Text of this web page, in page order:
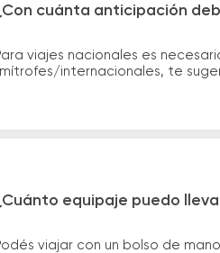
cuánta anticipación
viajes nacionales es
internacionales, te
equipaje puedo
viajar con un bolso de